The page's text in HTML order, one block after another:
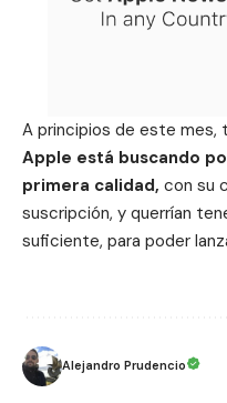
A principios de este mes,
Apple está buscando
primera calidad, con su
suscripción, y querrían
suficiente, para poder
Alejandro Prudencio